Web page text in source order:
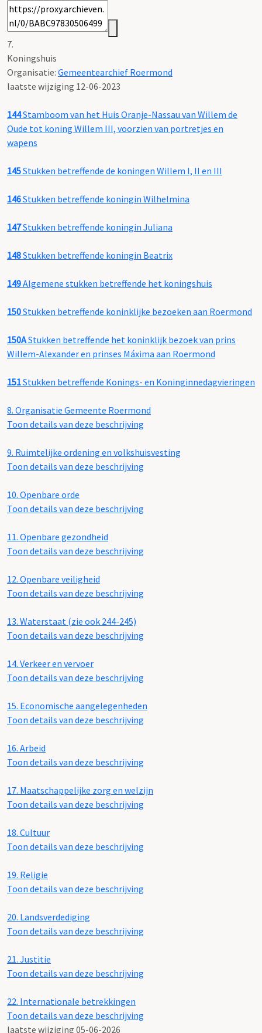
7.
Koningshuis
Organisatie: Gemeentearchief Roermond
laatste wijziging 12-06-2023
144Stamboom van het Huis Oranje-Nassau van Willem de
Oude tot koning Willem III, voorzien van portretjes en
wapens
145Stukken betreffende de koningen Willem I, II en III
146Stukken betreffende koningin Wilhelmina
147Stukken betreffende koningin Juliana
148Stukken betreffende koningin Beatrix
149Algemene stukken betreffende het koningshuis
150Stukken betreffende koninklijke bezoeken aan Roermond
150AStukken betreffende het koninklijk bezoek van prins
Willem-Alexander en prinses Máxima aan Roermond
151Stukken betreffende Konings- en Koninginnedagvieringen
8. Organisatie Gemeente Roermond
Toon details van deze beschrijving
9. Ruimtelijke ordening en volkshuisvesting
Toon details van deze beschrijving
10. Openbare orde
Toon details van deze beschrijving
11. Openbare gezondheid
Toon details van deze beschrijving
12. Openbare veiligheid
Toon details van deze beschrijving
13. Waterstaat (zie ook 244-245)
Toon details van deze beschrijving
14. Verkeer en vervoer
Toon details van deze beschrijving
15. Economische aangelegenheden
Toon details van deze beschrijving
16. Arbeid
Toon details van deze beschrijving
17. Maatschappelijke zorg en welzijn
Toon details van deze beschrijving
18. Cultuur
Toon details van deze beschrijving
19. Religie
Toon details van deze beschrijving
20. Landsverdediging
Toon details van deze beschrijving
21. Justitie
Toon details van deze beschrijving
22. Internationale betrekkingen
Toon details van deze beschrijving
laatste wijziging 05-06-2026